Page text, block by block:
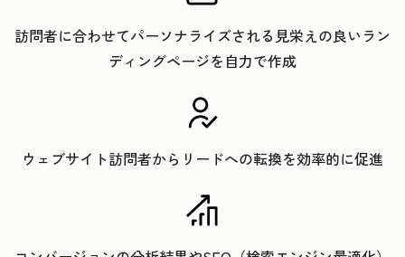
訪問者に合わせてパーソナライズされる見栄えの良いラン
ディングページを自力で作成
ウェブサイト訪問者からリードへの転換を効率的に促進